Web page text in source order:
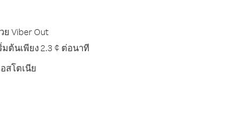
Viber Out
ต้นเพียง 2.3 ¢ ต่อนาที
สโตเนีย